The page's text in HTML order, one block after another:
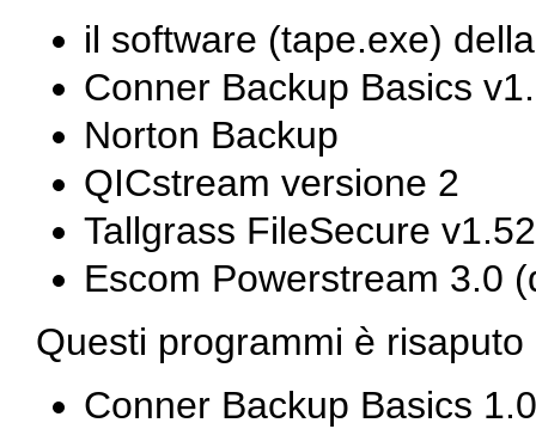
il software (tape.exe)
Conner Backup Basics
Norton Backup
QICstream versione 2
Tallgrass FileSecure v1.52
Escom Powerstream 3.0 (
Questi programmi è
Conner Backup Basics 1.0